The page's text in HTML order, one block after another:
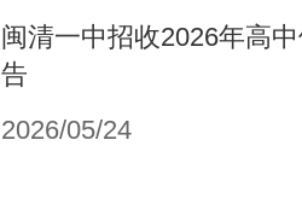
闽清一中招收2026年高
告
2026/05/24